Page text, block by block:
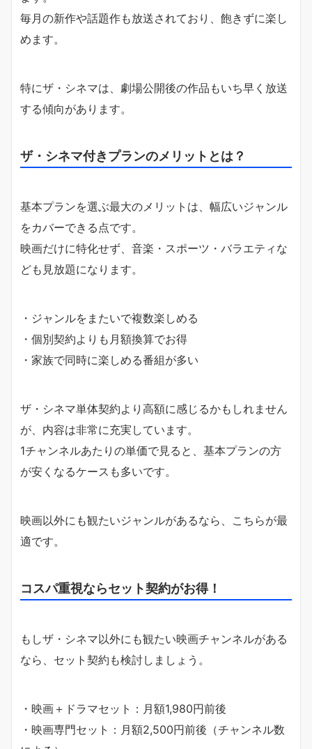
毎月の新作や話題作も放送されており、飽きずに楽し
めます。
特にザ・シネマは、劇場公開後の作品もいち早く放送
する傾向があります。
ザ・シネマ付きプランのメリットとは？
基本プランを選ぶ最大のメリットは、幅広いジャンル
をカバーできる点です。
映画だけに特化せず、音楽・スポーツ・バラエティな
ども見放題になります。
・ジャンルをまたいで複数楽しめる
・個別契約よりも月額換算でお得
・家族で同時に楽しめる番組が多い
ザ・シネマ単体契約より高額に感じるかもしれません
が、内容は非常に充実しています。
1チャンネルあたりの単価で見ると、基本プランの方
が安くなるケースも多いです。
映画以外にも観たいジャンルがあるなら、こちらが最
適です。
コスパ重視ならセット契約がお得！
もしザ・シネマ以外にも観たい映画チャンネルがある
なら、セット契約も検討しましょう。
・映画＋ドラマセット：月額1,980円前後
・映画専門セット：月額2,500円前後（チャンネル数